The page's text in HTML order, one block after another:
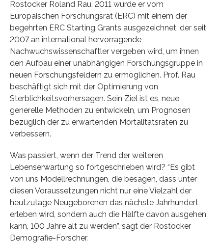
Rostocker Roland Rau. 2011 wurde er vom
Europäischen Forschungsrat (ERC) mit einem der
begehrten ERC Starting Grants ausgezeichnet, der seit
2007 an international hervorragende
Nachwuchswissenschaftler vergeben wird, um ihnen
den Aufbau einer unabhängigen Forschungsgruppe in
neuen Forschungsfeldern zu ermöglichen. Prof. Rau
beschäftigt sich mit der Optimierung von
Sterblichkeitsvorhersagen. Sein Ziel ist es, neue
generelle Methoden zu entwickeln, um Prognosen
bezüglich der zu erwartenden Mortalitätsraten zu
verbessern.
Was passiert, wenn der Trend der weiteren
Lebenserwartung so fortgeschrieben wird? “Es gibt
von uns Modellrechnungen, die besagen, dass unter
diesen Voraussetzungen nicht nur eine Vielzahl der
heutzutage Neugeborenen das nächste Jahrhundert
erleben wird, sondern auch die Hälfte davon ausgehen
kann, 100 Jahre alt zu werden”, sagt der Rostocker
Demografie-Forscher.